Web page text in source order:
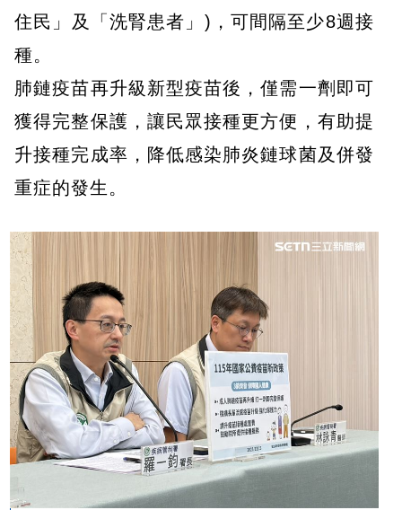
住民」及「洗腎患者」)，可間隔至少8週接
種。
肺鏈疫苗再升級新型疫苗後，僅需一劑即可
獲得完整保護，讓民眾接種更方便，有助提
升接種完成率，降低感染肺炎鏈球菌及併發
重症的發生。